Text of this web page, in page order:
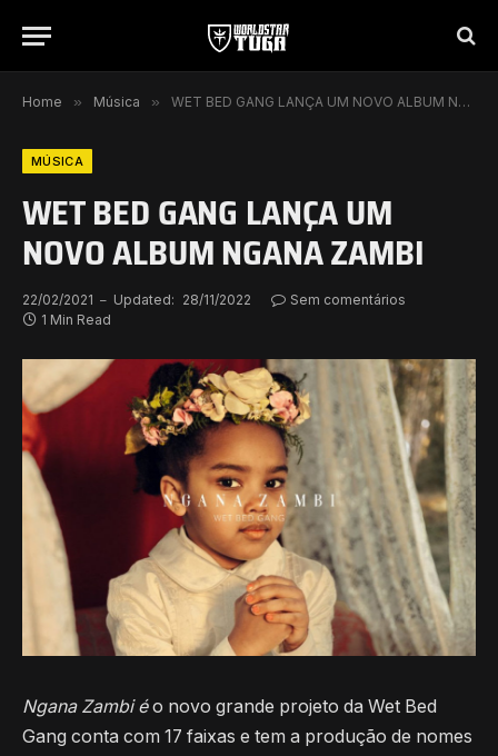
Home » Música » WET BED GANG LANÇA UM NOVO ALBUM NGANA ZAMBI
MÚSICA
WET BED GANG LANÇA UM
NOVO ALBUM NGANA ZAMBI
22/02/2021 Updated: 28/11/2022
Sem comentários
1 Min Read
Ngana Zambi éo novo grande projeto da Wet Bed
Gang conta com 17 faixas e tem a produção de nomes